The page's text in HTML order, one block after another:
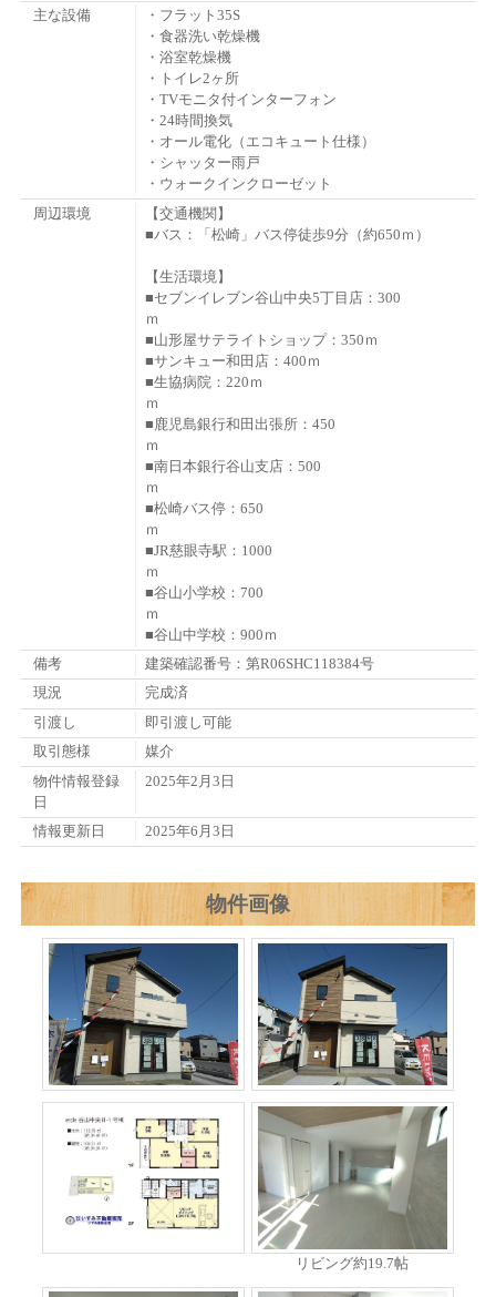
主な設備
・フラット35S
・食器洗い乾燥機
・浴室乾燥機
・トイレ2ヶ所
・TVモニタ付インターフォン
・24時間換気
・オール電化（エコキュート仕様）
・シャッター雨戸
・ウォークインクローゼット
周辺環境
【交通機関】
■バス：「松崎」バス停徒歩9分（約650ｍ）
【生活環境】
■セブンイレブン谷山中央5丁目店：300
■山形屋サテライトショップ：350ｍ
■サンキュー和田店：400ｍ
■生協病院：220ｍ
■鹿児島銀行和田出張所：450
■南日本銀行谷山支店：500
■松崎バス停：650
■JR慈眼寺駅：1000
■谷山小学校：700
■谷山中学校：900ｍ
備考
建築確認番号：第R06SHC118384号
現況
完成済
引渡し
即引渡し可能
取引態様
媒介
物件情報登録
日
2025年2月3日
情報更新日 2025年6月3日
物件画像
リビング約19.7帖